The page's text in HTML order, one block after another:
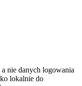
nie danych logowania
lokalnie do